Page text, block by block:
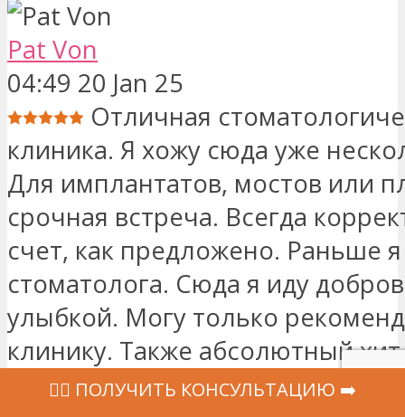
Pat Von
04:49 20 Jan 25
Отличная
клиника. Я хожу сюда уже
Для имплантатов, мостов или
срочная встреча. Всегда
счет, как предложено. Раньше
стоматолога. Сюда я иду
улыбкой. Могу только
клинику. Также абсолютный
Когда я увижу, сколько бы
‍👩‍⚕ ПОЛУЧИТЬ КОНСУЛЬТАЦИЮ ➡️